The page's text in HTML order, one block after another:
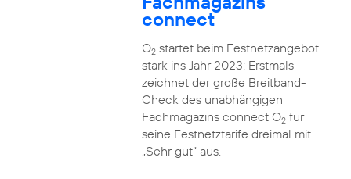
connect
O2startet beim Festnetzangebot
stark ins Jahr 2023: Erstmals
zeichnet der große Breitband-
Check des unabhängigen
Fachmagazins connect O2für
seine Festnetztarife dreimal mit
„Sehr gut“ aus.